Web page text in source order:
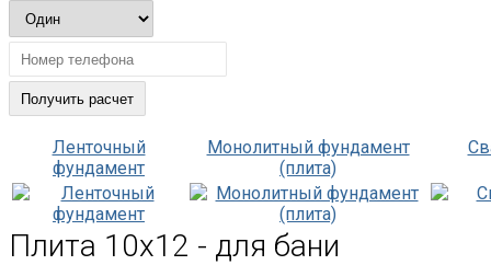
Ленточный
фундамент
Монолитный фундамент
(плита)
Плита 10х12 - для бани